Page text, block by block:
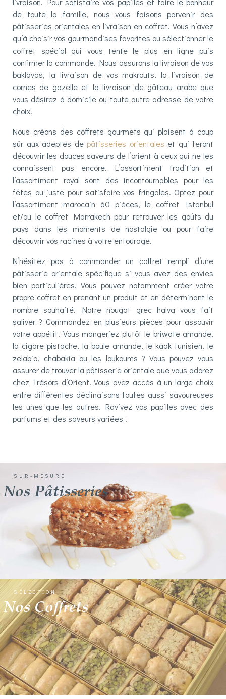
de toute la famille, nous vous faisons parvenir des
pâtisseries orientales en livraison en coffret. Vous n’avez
qu’à choisir vos gourmandises favorites ou sélectionner le
coffret spécial qui vous tente le plus en ligne puis
confirmer la commande. Nous assurons la livraison de vos
baklavas, la livraison de vos makrouts, la livraison de
cornes de gazelle et la livraison de gâteau arabe que
vous désirez à domicile ou toute autre adresse de votre
choix.
Nous créons des coffrets gourmets qui plaisent à coup
sûr aux adeptes de pâtisseries orientales et qui feront
découvrir les douces saveurs de l’orient à ceux qui ne les
connaissent pas encore. L’assortiment tradition et
l’assortiment royal sont des incontournables pour les
fêtes ou juste pour satisfaire vos fringales. Optez pour
l’assortiment marocain 60 pièces, le coffret Istanbul
et/ou le coffret Marrakech pour retrouver les goûts du
pays dans les moments de nostalgie ou pour faire
découvrir vos racines à votre entourage.
N’hésitez pas à commander un coffret rempli d’une
pâtisserie orientale spécifique si vous avez des envies
bien particulières. Vous pouvez notamment créer votre
propre coffret en prenant un produit et en déterminant le
nombre souhaité. Notre nougat grec halva vous fait
saliver ? Commandez en plusieurs pièces pour assouvir
votre appétit. Vous mangeriez plutôt le briwate amande,
la cigare pistache, la boule amande, le kaak tunisien, le
zelabia, chabakia ou les loukoums ? Vous pouvez vous
assurer de trouver la pâtisserie orientale que vous adorez
chez Trésors d’Orient. Vous avez accès à un large choix
entre différentes déclinaisons toutes aussi savoureuses
les unes que les autres. Ravivez vos papilles avec des
parfums et des saveurs variées !
SUR-MESURE
Nos Pâtisseries
SÉLECTION
Nos Coffrets